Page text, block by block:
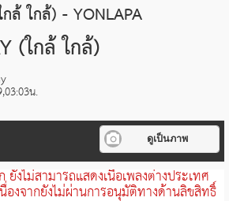
ล้ ใกล้) - YONLAPA
(ใกล้ ใกล้)
น.
ดูเป็นภาพ
งไม่สามารถแสดงเนื้อเพลงต่างประเทศ
องจากยังไม่ผ่านการอนุมัติทางด้านลิขสิทธิ์